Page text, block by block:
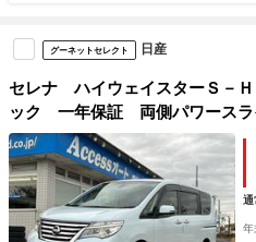
グーネットセレクト 日産
セレナ ハイウェイスターＳ－
ック 一年保証 両側パワース
グテレビ フリップダウンモニ
コントロール ドライブレコ
ＥＴＣ
通
年